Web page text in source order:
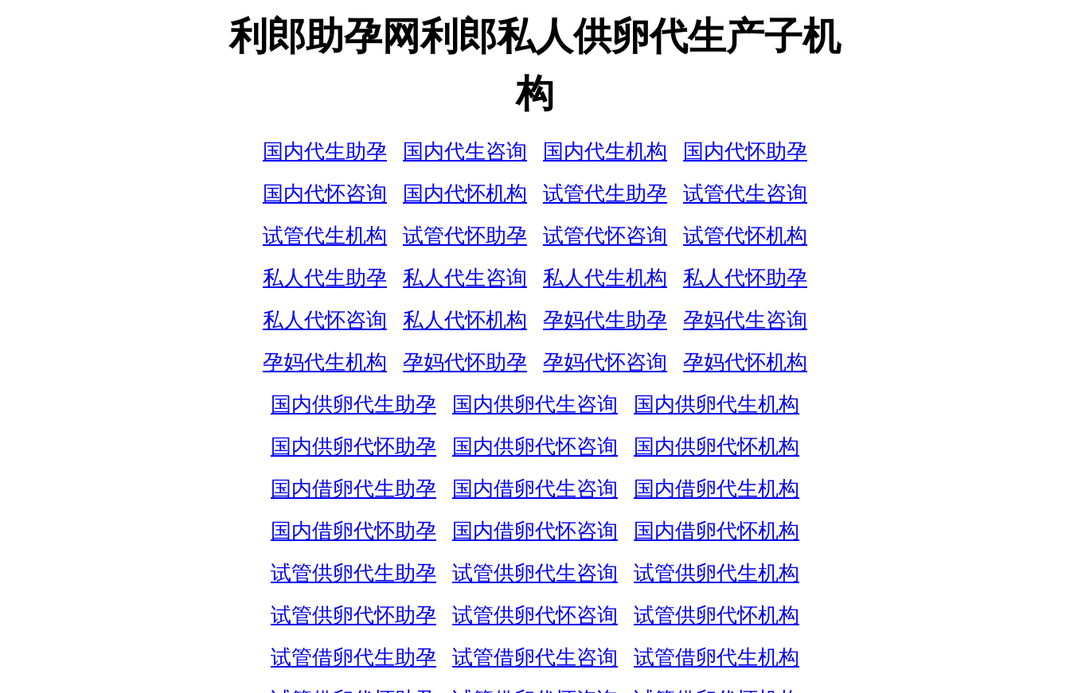
利郎助孕网利郎私人供卵代生产子机
构
国内代生助孕 国内代生咨询 国内代生机构
国内代怀助孕
国内代怀咨询
国内代怀机构 试管代生助孕
试管代生咨询
试管代生机构
试管代怀助孕 试管代怀咨询
试管代怀机构
私人代生助孕
私人代生咨询 私人代生机构
私人代怀助孕
私人代怀咨询
私人代怀机构 孕妈代生助孕
孕妈代生咨询
孕妈代生机构
孕妈代怀助孕 孕妈代怀咨询
孕妈代怀机构
国内供卵代生助孕
国内供卵代生咨询
国内供卵代生机构
国内供卵代怀助孕
国内供卵代怀咨询
国内供卵代怀机构
国内借卵代生助孕
国内借卵代生咨询
国内借卵代生机构
国内借卵代怀助孕
国内借卵代怀咨询
国内借卵代怀机构
试管供卵代生助孕
试管供卵代生咨询
试管供卵代生机构
试管供卵代怀助孕
试管供卵代怀咨询
试管供卵代怀机构
试管借卵代生助孕
试管借卵代生咨询
试管借卵代生机构